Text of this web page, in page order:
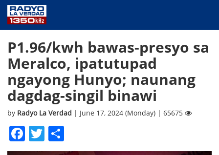
PUBLIC SERVICE
ANNOUNCEMENTS
PROGRAMS
ABOUT
CONTACT US
P1.96/kwh bawas-presyo sa
Meralco, ipatutupad
ngayong Hunyo; naunang
dagdag-singil binawi
by Radyo La Verdad | June 17, 2024 (Monday) | 65675
Facebook
Twitter